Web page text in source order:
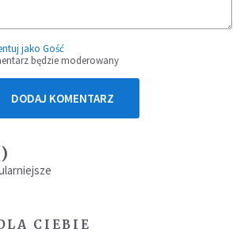
jako Gość
będzie moderowany
DODAJ KOMENTARZ
)
CIEBIE